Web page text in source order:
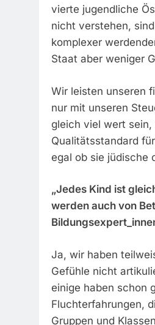
vierte jugendliche
nicht verstehen,
komplexer
Staat aber weniger
Wir leisten unseren
nur mit unseren
gleich viel wert
Qualitätsstandard
egal ob sie jüdische
„Jedes Kind ist
werden auch von
Ja, wir haben
Gefühle nicht
einige haben schon
Fluchterfahrungen,
Gruppen und